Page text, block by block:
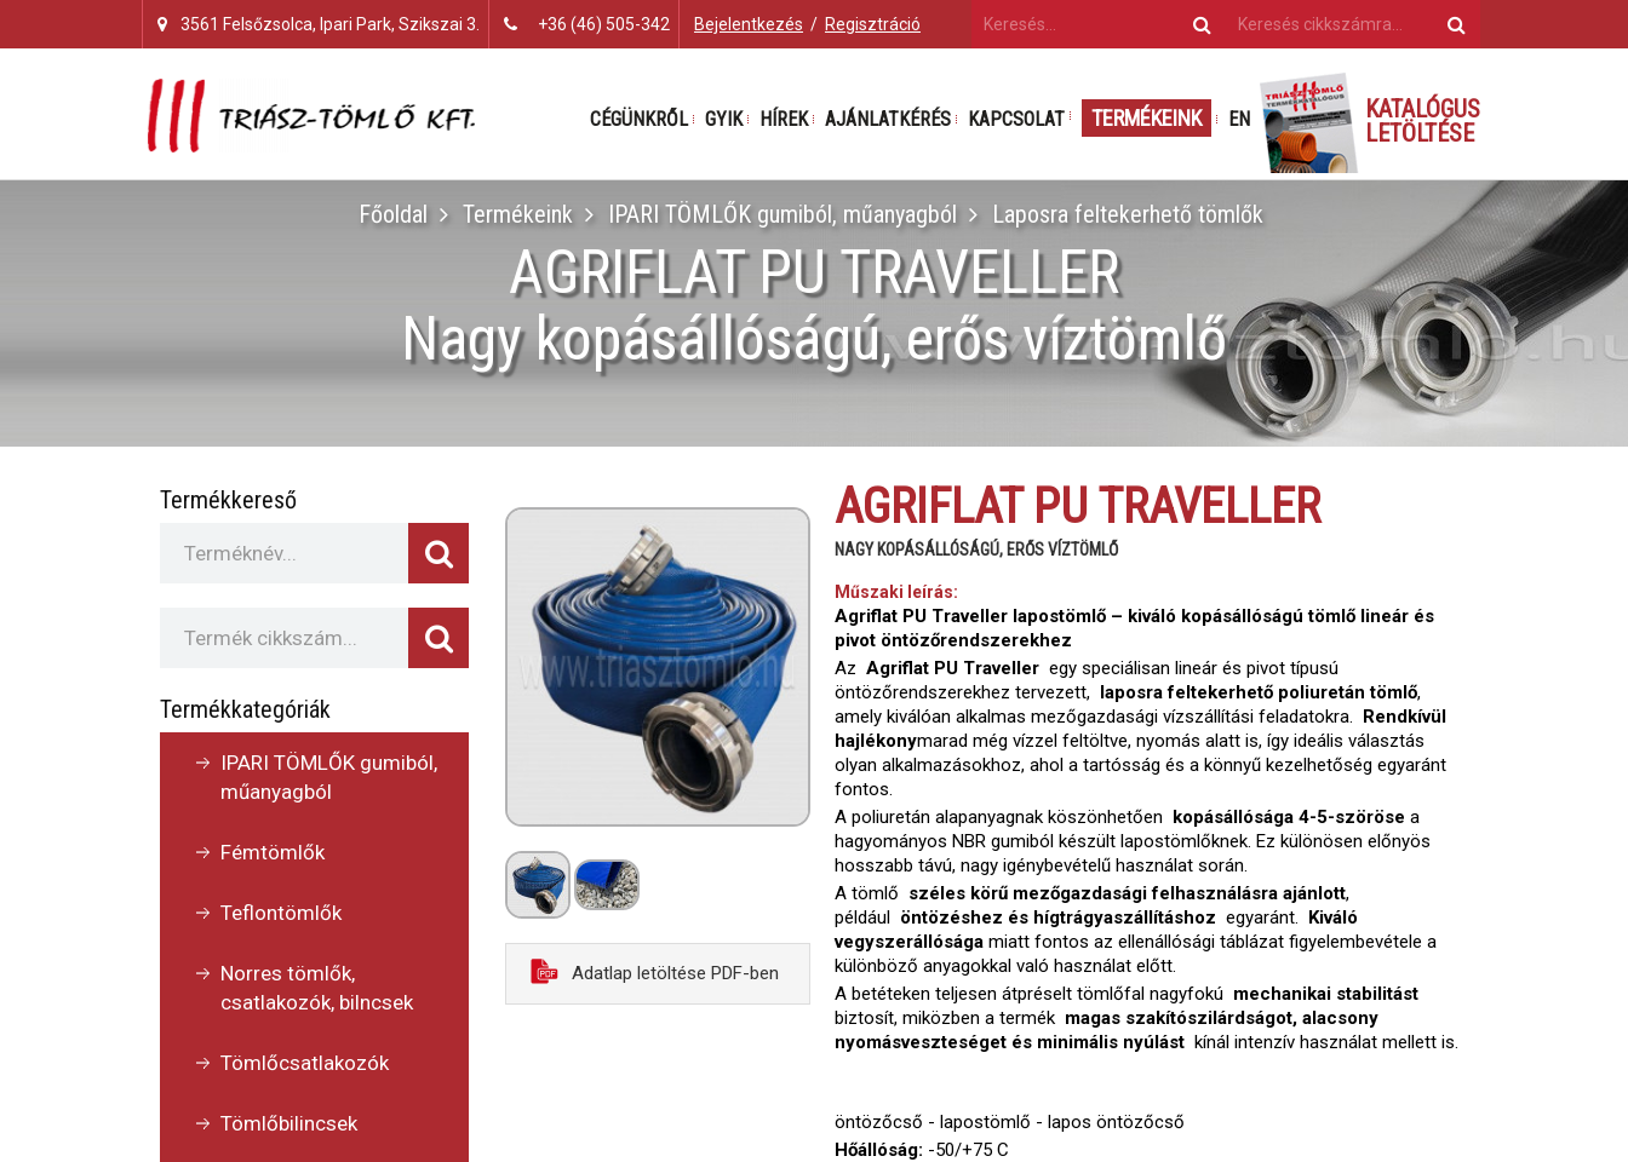
3561 Felsőzsolca, Ipari Park, Szikszai 3. +36 (46) 505-342 Bejelentkezés / Regisztráció
CÉGÜNKRŐL GYIK HÍREK AJÁNLATKÉRÉS KAPCSOLAT TERMÉKEINK EN
KATALÓGUS
LETÖLTÉSE
Főoldal Termékeink IPARI TÖMLŐK gumiból, műanyagból Laposra feltekerhető tömlők
AGRIFLAT PU TRAVELLER
Nagy kopásállóságú, erős víztömlő
Termékkereső
Termékkategóriák
IPARI TÖMLŐK gumiból,
műanyagból
Fémtömlők
Teflontömlők
Norres tömlők,
csatlakozók, bilncsek
Tömlőcsatlakozók
Tömlőbilincsek
Adatlap letöltése PDF-ben
AGRIFLAT PU TRAVELLER
NAGY KOPÁSÁLLÓSÁGÚ, ERŐS VÍZTÖMLŐ
Műszaki leírás:
Agriflat PU Traveller lapostömlő – kiváló kopásállóságú tömlő lineár és
pivot öntözőrendszerekhez
Az Agriflat PU Travelleregy speciálisan lineár és pivot típusú
öntözőrendszerekhez tervezett, laposra feltekerhető poliuretán tömlő,
amely kiválóan alkalmas mezőgazdasági vízszállítási feladatokra. Rendkívül
hajlékonymarad még vízzel feltöltve, nyomás alatt is, így ideális választás
olyan alkalmazásokhoz, ahol a tartósság és a könnyű kezelhetőség egyaránt
fontos.
A poliuretán alapanyagnak köszönhetően kopásállósága 4-5-szöröse a
hagyományos NBR gumiból készült lapostömlőknek. Ez különösen előnyös
hosszabb távú, nagy igénybevételű használat során.
A tömlő széles körű mezőgazdasági felhasználásra ajánlott,
például öntözéshez és hígtrágyaszállításhoz egyaránt. Kiváló
vegyszerállósága miatt fontos az ellenállósági táblázat figyelembevétele a
különböző anyagokkal való használat előtt.
A betéteken teljesen átpréselt tömlőfal nagyfokú mechanikai stabilitást
biztosít, miközben a termék magas szakítószilárdságot, alacsony
nyomásveszteséget és minimális nyúlástkínál intenzív használat mellett is.
öntözőcső - lapostömlő - lapos öntözőcső
Hőállóság: -50/+75 C